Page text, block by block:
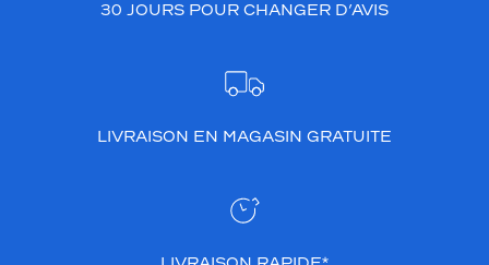
30 JOURS POUR CHANGER D’AVIS
LIVRAISON EN MAGASIN GRATUITE